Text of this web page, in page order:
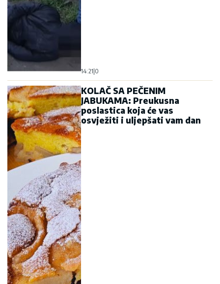
14:21 0
KOLAČ SA PEČENIM
JABUKAMA: Preukusna
poslastica koja će vas
osvježiti i uljepšati vam dan